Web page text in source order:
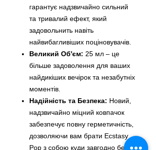
гарантує надзвичайно сильний
та тривалий ефект, який
задовольнить навіть
найвибагливіших поціновувачів.
Великий Об'єм: 25 мл – це
більше задоволення для ваших
найдикіших вечірок та незабутніх
моментів.
Надійність та Безпека: Новий,
надзвичайно міцний ковпачок
забезпечує повну герметичність,
дозволяючи вам брати Ecstasy
Pop з собою куди завгодно без